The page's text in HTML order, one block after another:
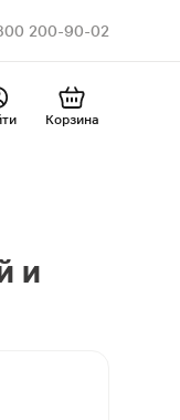
200-90-02
Корзина
и